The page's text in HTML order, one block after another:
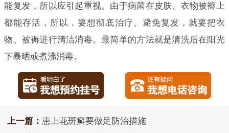
能复发，所以应引起重视。由于病菌在皮肤、衣物被褥上
都能存活，所以，要想彻底治疗、避免复发，就要把衣
物、被褥进行清洁消毒。最简单的方法就是清洗后在阳光
下暴晒或煮沸消毒。
上一篇： 患上花斑癣要做足防治措施